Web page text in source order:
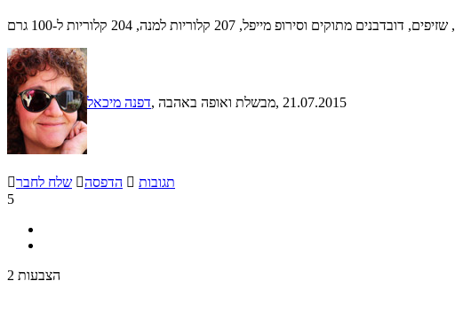
וסירופ מייפל, 207 קלוריות למנה, 204 קלוריות ל-100 גרם
דפנה מיכאל , מבשלת ואופה באהבה, 21.07.2015
שלח לחבר הדפסה  תגובות
5
2 הצבעות